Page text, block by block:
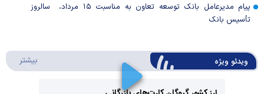
پیام مدیرعامل بانک توسعه تعاون به مناسبت ۱۵ مرداد، سالروز
تأسیس بانک
ویدئو ویژه بیشتر